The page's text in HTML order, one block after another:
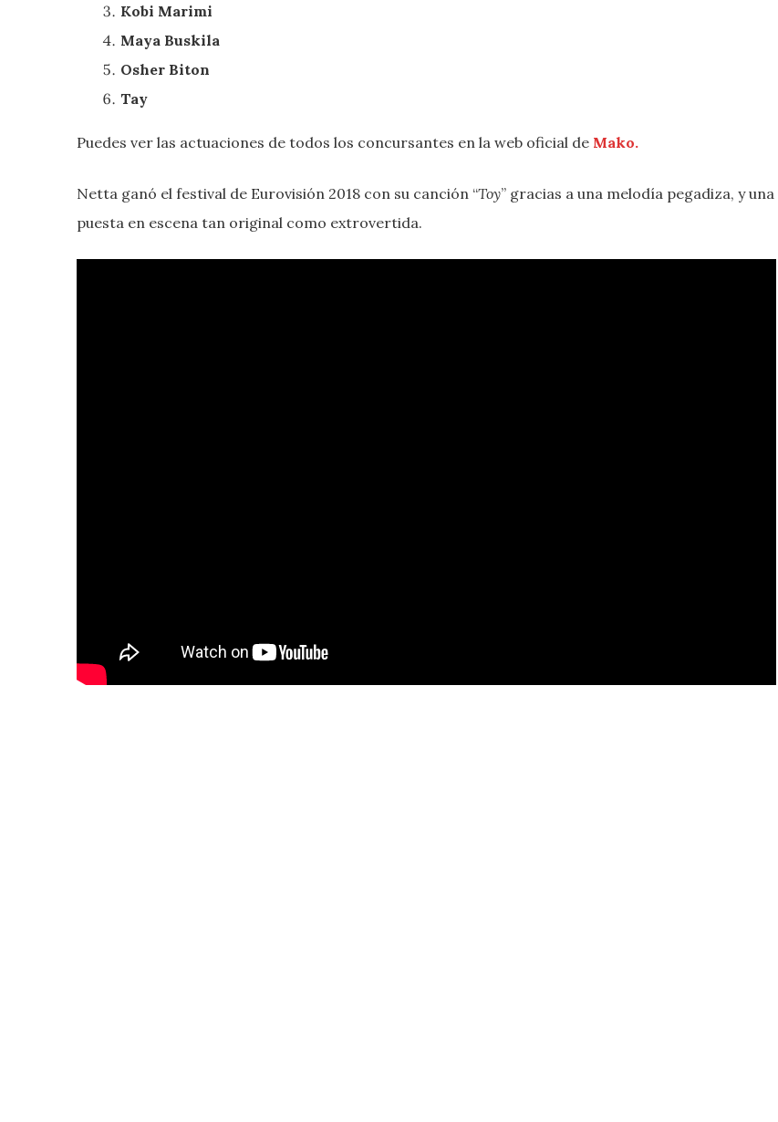
Kobi Marimi
Maya Buskila
Osher Biton
Tay
Puedes ver las actuaciones de todos los concursantes en la web oficial de Mako.
Netta ganó el festival de Eurovisión 2018 con su canción “Toy” gracias a una melodía pegadiza, y una
puesta en escena tan original como extrovertida.